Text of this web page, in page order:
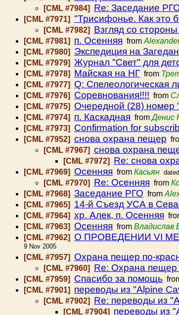
[CML #7984] Re: Заседание
[CML #7971] "Трисифонье. Как это
[CML #7982] Взгляд со
[CML #7981] п. Осенняя from
[CML #7980] Экспедиция на Загедан
[CML #7979] Журнал "Свет" для
[CML #7978] Майская на НГ from
[CML #7977] Q: Спелеологическая
[CML #7976] Соревнования!!!! from
[CML #7975] Очередной (28) номер
[CML #7974] п. Каскадная fromДенис
[CML #7973] Confirmation for
[CML #7952] снова охрана пещер
[CML #7967] снова охрана
[CML #7972] Re: снова
[CML #7969] Осенняя from Касьян
[CML #7970] Re: Осенняя from
[CML #7968] Заседание РГО from
[CML #7965] 14-й Съезд УСА в
[CML #7964] хр. Алек, п. Осенняя
[CML #7963] Осенняя from Владислав
[CML #7962] О ПРОВЕДЕНИИ VI
9 Nov 2005
[CML #7957]
Охрана пещер по-
[CML #7960] Re: Охрана пещер
[CML #7959] Спасибо за помощь
[CML #7901] переводы из "Alpine
[CML #7902] Re: переводы из
[CML #7904] переводы из